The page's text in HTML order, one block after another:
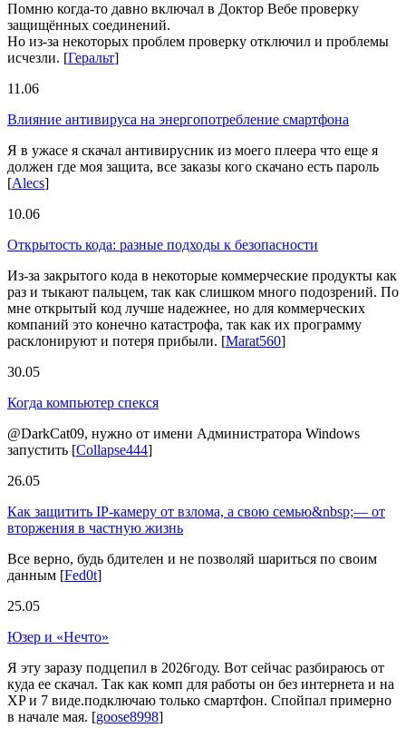
Помню когда-то давно включал в Доктор Вебе проверку
защищённых соединений.
Но из-за некоторых проблем проверку отключил и проблемы
исчезли. [Геральт]
11.06
Влияние антивируса на энергопотребление смартфона
Я в ужасе я скачал антивирусник из моего плеера что еще я
должен где моя защита, все заказы кого скачано есть пароль
[Alecs]
10.06
Открытость кода: разные подходы к безопасности
Из-за закрытого кода в некоторые коммерческие продукты как
раз и тыкают пальцем, так как слишком много подозрений. По
мне открытый код лучше надежнее, но для коммерческих
компаний это конечно катастрофа, так как их программу
расклонируют и потеря прибыли. [Marat560]
30.05
Когда компьютер спекся
@DarkCat09, нужно от имени Администратора Windows
запустить [Collapse444]
26.05
Как защитить IP-камеру от взлома, а свою семью&nbsp;— от
вторжения в частную жизнь
Все верно, будь бдителен и не позволяй шариться по своим
данным [Fed0t]
25.05
Юзер и «Нечто»
Я эту заразу подцепил в 2026году. Вот сейчас разбираюсь от
куда ее скачал. Так как комп для работы он без интернета и на
XP и 7 виде.подключаю только смартфон. Спойпал примерно
в начале мая. [goose8998]